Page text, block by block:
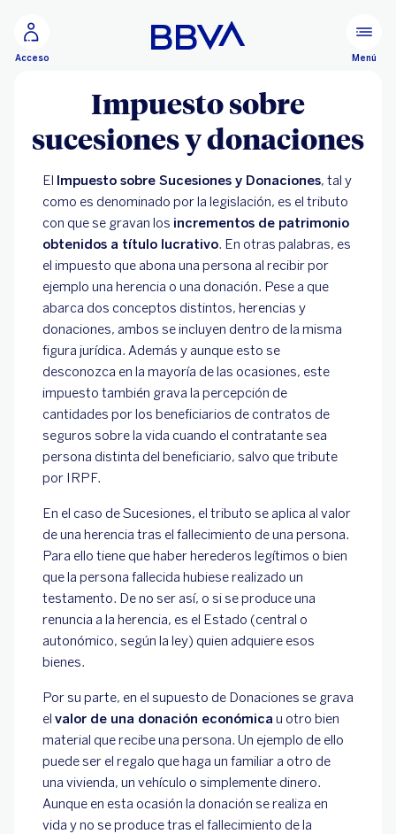
Acceso Menú
Impuesto sobre
sucesiones y donaciones
El Impuesto sobre Sucesiones y Donaciones, tal y
como es denominado por la legislación, es el tributo
con que se gravan los incrementos de patrimonio
obtenidos a título lucrativo. En otras palabras, es
el impuesto que abona una persona al recibir por
ejemplo una herencia o una donación. Pese a que
abarca dos conceptos distintos, herencias y
donaciones, ambos se incluyen dentro de la misma
figura jurídica. Además y aunque esto se
desconozca en la mayoría de las ocasiones, este
impuesto también grava la percepción de
cantidades por los beneficiarios de contratos de
seguros sobre la vida cuando el contratante sea
persona distinta del beneficiario, salvo que tribute
por IRPF.
En el caso de Sucesiones, el tributo se aplica al valor
de una herencia tras el fallecimiento de una persona.
Para ello tiene que haber herederos legítimos o bien
que la persona fallecida hubiese realizado un
testamento. De no ser así, o si se produce una
renuncia a la herencia, es el Estado (central o
autonómico, según la ley) quien adquiere esos
bienes.
Por su parte, en el supuesto de Donaciones se grava
el valor de una donación económica u otro bien
material que recibe una persona. Un ejemplo de ello
puede ser el regalo que haga un familiar a otro de
una vivienda, un vehículo o simplemente dinero.
Aunque en esta ocasión la donación se realiza en
vida y no se produce tras el fallecimiento de la